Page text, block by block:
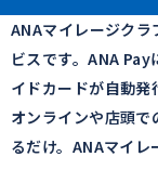
ANAマイレージク
ビスです。ANA Pay
イドカードが自動発
オンラインや店頭
るだけ。 ANAマイレ